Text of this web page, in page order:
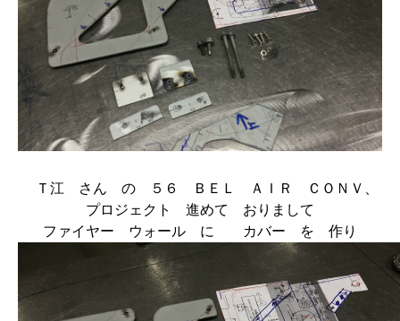
Ｔ江 さん の ５６ ＢＥＬ ＡＩＲ ＣＯＮＶ、
プロジェクト 進めて おりまして
ファイヤー ウォール に カバー を 作り